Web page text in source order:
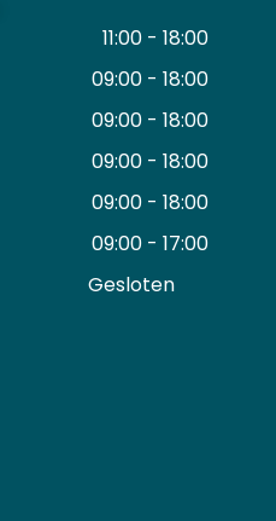
11:00 - 18:00
09:00 - 18:00
09:00 - 18:00
09:00 - 18:00
09:00 - 18:00
09:00 - 17:00
Gesloten ​ ​ ​ ​ ​ ​ ​